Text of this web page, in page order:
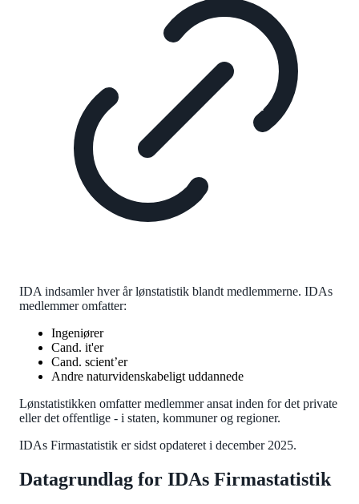
IDA indsamler hver år lønstatistik blandt medlemmerne. IDAs
medlemmer omfatter:
Ingeniører
Cand. it'er
Cand. scient’er
Andre naturvidenskabeligt uddannede
Lønstatistikken omfatter medlemmer ansat inden for det private
eller det offentlige - i staten, kommuner og regioner.
IDAs Firmastatistik er sidst opdateret i december 2025.
Datagrundlag for IDAs Firmastatistik